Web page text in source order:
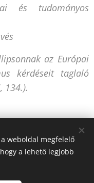
és tudományos
az Európai
kérdéseit taglaló
134.).
weboldal megfelelő
a lehető legjobb